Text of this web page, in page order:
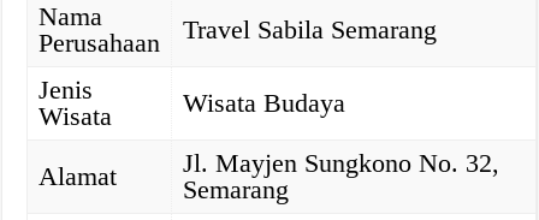
Nama
Perusahaan
Travel Sabila Semarang
Jenis
Wisata
Wisata Budaya
Alamat
Jl. Mayjen Sungkono No. 32,
Semarang